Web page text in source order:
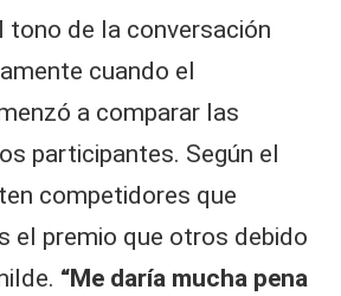
tono de la conversación
cuando el
a comparar las
participantes. Según el
competidores que
el premio que otros debido
“Me daría mucha pena